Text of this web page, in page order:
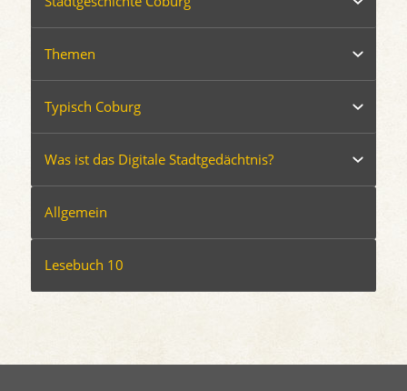
Themen
Typisch Coburg
Was ist das Digitale Stadtgedächtnis?
Allgemein
Lesebuch 10